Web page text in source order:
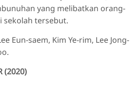
yang melibatkan orang-
sekolah tersebut.
Eun-saem, Kim Ye-rim, Lee Jong-
(2020)